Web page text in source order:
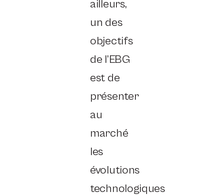
ailleurs,
un des
objectifs
de l’EBG
est de
présenter
au
marché
les
évolutions
technologiques